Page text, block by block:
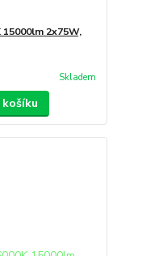
15000lm 2x75W,
Skladem